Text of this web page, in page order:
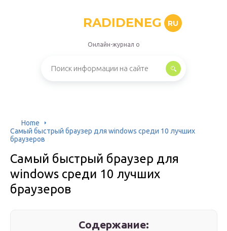
RADIDENEG RU
Онлайн-журнал о
Home
Самый быстрый браузер для windows среди 10 лучших
браузеров
Самый быстрый браузер для
windows среди 10 лучших
браузеров
Содержание: